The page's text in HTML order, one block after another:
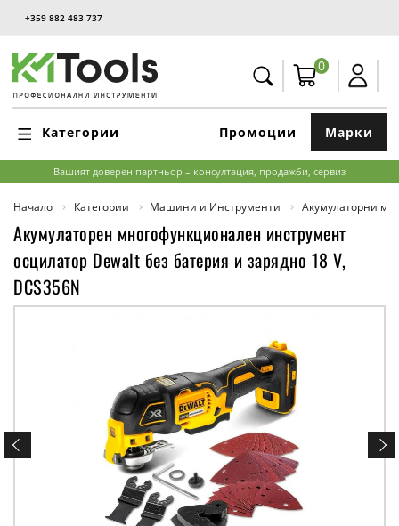
+359 882 483 737
0
Категории Марки
Промоции
Вашият доверен партньор – консултация, продажби, сервиз
Начало Категории Машини и Инструменти Акумулаторни
Акумулаторен многофункционален инструмент
осцилатор Dewalt без батерия и зарядно 18 V,
DCS356N